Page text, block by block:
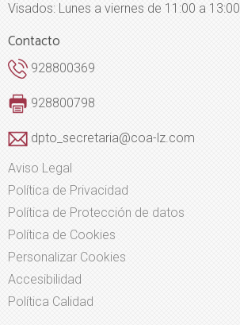
Visados: Lunes a viernes de 11:00 a 13:00
Contacto
928800369
928800798
dpto_secretaria@coa-lz.com
Aviso Legal
Política de Privacidad
Política de Protección de datos
Política de Cookies
Personalizar Cookies
Accesibilidad
Política Calidad